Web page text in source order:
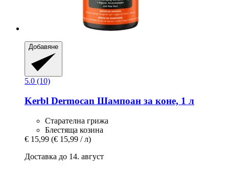
Добавяне
5.0 (10)
Kerbl Dermocan Шампоан за коне, 1 л
Старателна грижа
Блестяща козина
€ 15,99 (€ 15,99 / л)
Доставка до 14. август